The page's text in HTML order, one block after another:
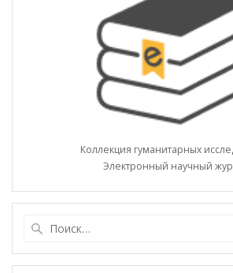
Коллекция гуманитарных
Электронный научный